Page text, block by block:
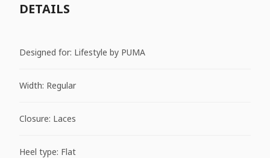
DETAILS
Designed for: Lifestyle by PUMA
Width: Regular
Closure: Laces
Heel type: Flat